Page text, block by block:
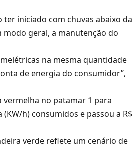
iniciado com chuvas abaixo da
geral, a manutenção do
na mesma quantidade
de energia do consumidor”,
vermelha no patamar 1 para
h) consumidos e passou a R$
verde reflete um cenário de